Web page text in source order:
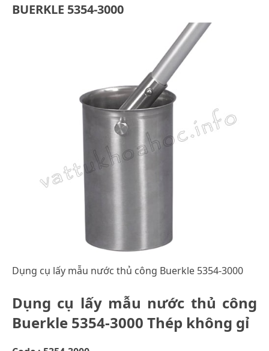
BUERKLE 5354-3000
Dụng cụ lấy mẫu nước thủ công Buerkle 5354-3000
Dụng cụ lấy mẫu nước thủ công
Buerkle 5354-3000 Thép không gỉ